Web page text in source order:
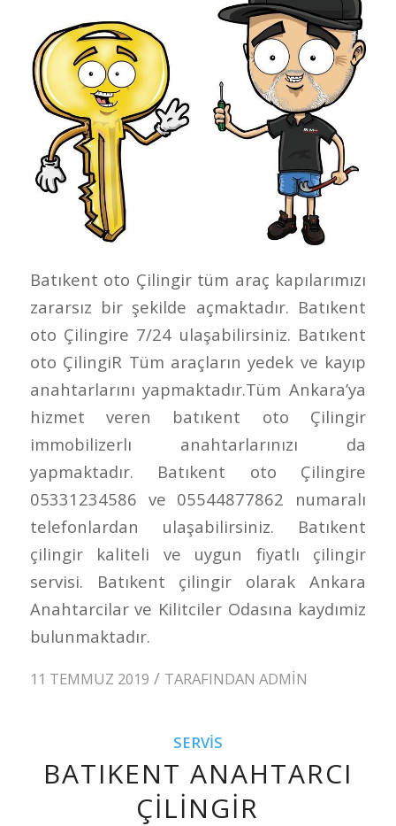
Batıkent oto Çilingir tüm araç kapılarımızı
zararsız bir şekilde açmaktadır. Batıkent
oto Çilingire 7/24 ulaşabilirsiniz. Batıkent
oto ÇilingiR Tüm araçların yedek ve kayıp
anahtarlarını yapmaktadır.Tüm Ankara’ya
hizmet veren batıkent oto Çilingir
immobilizerlı anahtarlarınızı da
yapmaktadır. Batıkent oto Çilingire
05331234586 ve 05544877862 numaralı
telefonlardan ulaşabilirsiniz. Batıkent
çilingir kaliteli ve uygun fiyatlı çilingir
servisi. Batıkent çilingir olarak Ankara
Anahtarcilar ve Kilitciler Odasına kaydımiz
bulunmaktadır.
11 TEMMUZ 2019 / TARAFINDAN ADMIN
SERVIS
BATIKENT ANAHTARCI
ÇILINGIR